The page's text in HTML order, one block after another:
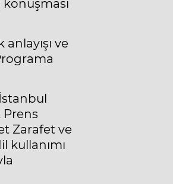
konuşması
ve
Zarafet ve
kullanımı